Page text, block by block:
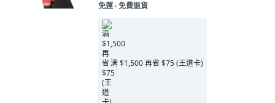
免運 ∙ 免費退貨
满 $1,500 再省 $75 (王道卡)